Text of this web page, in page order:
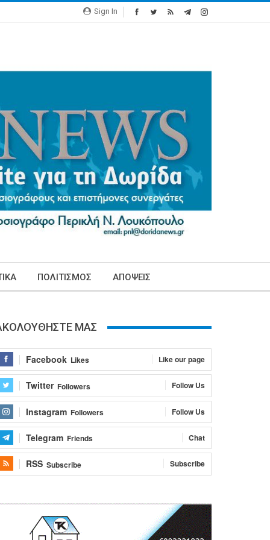
Sign In
ΠΟΛΙΤΙΣΜΟΣ ΑΠΟΨΕΙΣ
ΜΑΣ
Facebook Likes Like our page
Twitter Followers Follow Us
Instagram Followers Follow Us
Telegram Friends Chat
RSS Subscribe Subscribe